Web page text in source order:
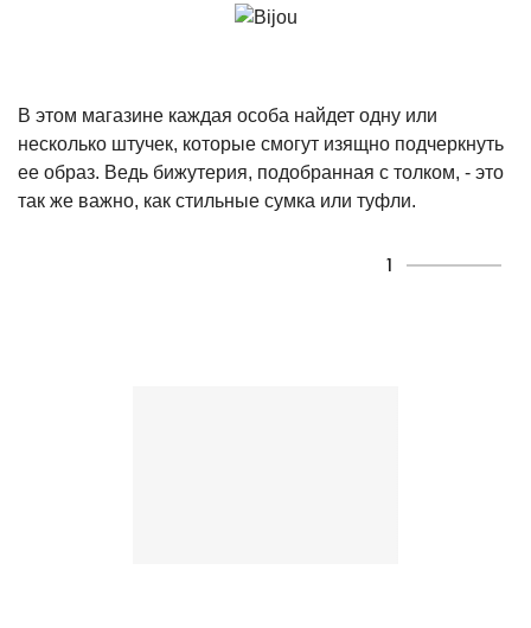
В этом магазине каждая особа найдет одну или
несколько штучек, которые смогут изящно подчеркнуть
ее образ. Ведь бижутерия, подобранная с толком, - это
так же важно, как стильные сумка или туфли.
1